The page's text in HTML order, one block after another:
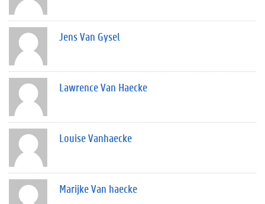
Jens Van Gysel
Lawrence Van Haecke
Louise Vanhaecke
Marijke Van haecke